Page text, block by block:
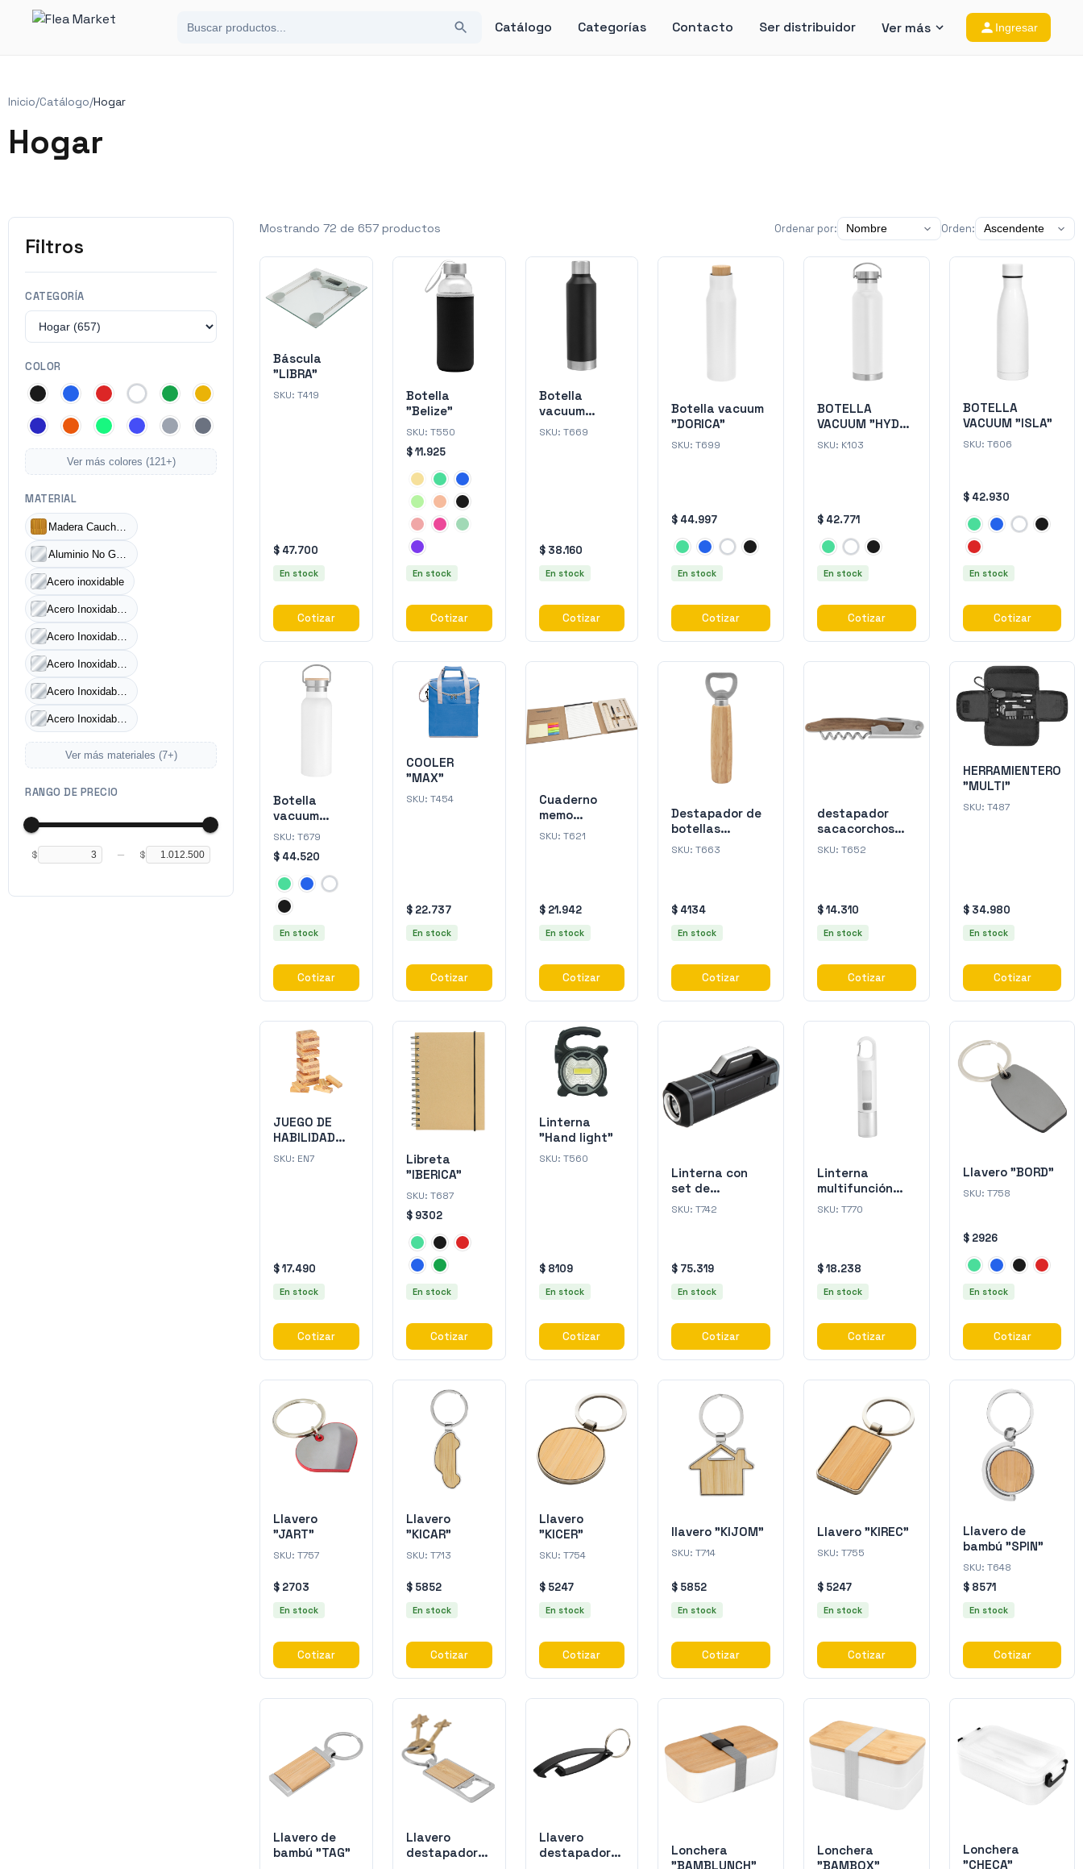
Catálogo Categorías Contacto Ser distribuidor Ver más Ingresar
Inicio/Catálogo/Hogar
Hogar
Filtros
CATEGORÍA
COLOR
Ver más colores (121+)
MATERIAL
Madera Caucho / Metal
Aluminio No Galvanizado
Acero inoxidable
Acero Inoxidable / Poliéster
Acero Inoxidable Utensilios / Aluminio y PVC Estuche
Acero Inoxidable Utensilios / Poliéster Estuche
Acero Inoxidable y Madera Caucho Utensilios / Poliéster Estuche
Acero Inoxidable y Madera Caucho Utensilios / Poliéster Mandil
Ver más materiales (7+)
RANGO DE PRECIO
$ — $
Mostrando 72 de 657 productos Ordenar por: Orden:
Báscula
"LIBRA"
SKU: T419
$ 47.700
En stock
Cotizar
Botella
"Belize"
SKU: T550
$ 11.925
En stock
Cotizar
Botella
vacuum
"CHAMONIX"
SKU: T669
$ 38.160
En stock
Cotizar
Botella vacuum
"DORICA"
SKU: T699
$ 44.997
En stock
Cotizar
BOTELLA
VACUUM "HYDRO
II"
SKU: K103
$ 42.771
En stock
Cotizar
BOTELLA
VACUUM "ISLA"
SKU: T606
$ 42.930
En stock
Cotizar
Botella
vacuum
"SASHA"
SKU: T679
$ 44.520
En stock
Cotizar
COOLER
"MAX"
SKU: T454
$ 22.737
En stock
Cotizar
Cuaderno
memo
semanal
SKU: T621
$ 21.942
En stock
Cotizar
Destapador de
botellas
"ENJOY"
SKU: T663
$ 4134
En stock
Cotizar
destapador
sacacorchos
"CELEBRATE"
SKU: T652
$ 14.310
En stock
Cotizar
HERRAMIENTERO
"MULTI"
SKU: T487
$ 34.980
En stock
Cotizar
JUEGO DE
HABILIDAD
"JENGA "
SKU: EN7
$ 17.490
En stock
Cotizar
Libreta
"IBERICA"
SKU: T687
$ 9302
En stock
Cotizar
Linterna
"Hand light"
SKU: T560
$ 8109
En stock
Cotizar
Linterna con
set de
herramientas
SKU: T742
$ 75.319
En stock
Cotizar
Linterna
multifunción
"SPARK"
SKU: T770
$ 18.238
En stock
Cotizar
Llavero "BORD"
SKU: T758
$ 2926
En stock
Cotizar
Llavero
"JART"
SKU: T757
$ 2703
En stock
Cotizar
Llavero
"KICAR"
SKU: T713
$ 5852
En stock
Cotizar
Llavero
"KICER"
SKU: T754
$ 5247
En stock
Cotizar
llavero "KIJOM"
SKU: T714
$ 5852
En stock
Cotizar
Llavero "KIREC"
SKU: T755
$ 5247
En stock
Cotizar
Llavero de
bambú "SPIN"
SKU: T648
$ 8571
En stock
Cotizar
Llavero de
bambú "TAG"
Llavero
destapador
Llavero
destapador
Lonchera
"BAMBLUNCH"
Lonchera
"BAMBOX"
Lonchera
"CHECA"